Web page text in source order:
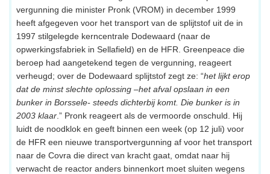
vergunning die minister Pronk (VROM) in december 1999
heeft afgegeven voor het transport van de splijtstof uit de in
1997 stilgelegde kerncentrale Dodewaard (naar de
opwerkingsfabriek in Sellafield) en de HFR. Greenpeace die
beroep had aangetekend tegen de vergunning, reageert
verheugd; over de Dodewaard splijtstof zegt ze: “het lijkt erop
dat de minst slechte oplossing –het afval opslaan in een
bunker in Borssele- steeds dichterbij komt. Die bunker is in
2003 klaar .” Pronk reageert als de vermoorde onschuld. Hij
luidt de noodklok en geeft binnen een week (op 12 juli) voor
de HFR een nieuwe transportvergunning af voor het transport
naar de Covra die direct van kracht gaat, omdat naar hij
verwacht de reactor anders binnenkort moet sluiten wegens